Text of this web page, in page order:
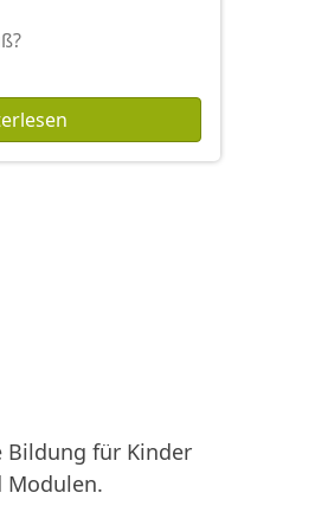
Bildung für Kinder
Modulen.